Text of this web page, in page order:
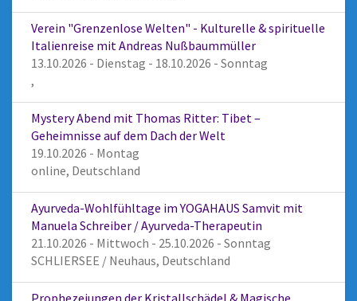
Verein "Grenzenlose Welten" - Kulturelle & spirituelle
Italienreise mit Andreas Nußbaummüller
13.10.2026 - Dienstag - 18.10.2026 - Sonntag
,
Mystery Abend mit Thomas Ritter: Tibet –
Geheimnisse auf dem Dach der Welt
19.10.2026 - Montag
online, Deutschland
Ayurveda-Wohlfühltage im YOGAHAUS Samvit mit
Manuela Schreiber / Ayurveda-Therapeutin
21.10.2026 - Mittwoch - 25.10.2026 - Sonntag
SCHLIERSEE / Neuhaus, Deutschland